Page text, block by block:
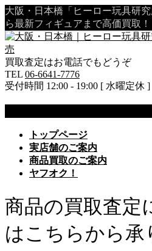
大阪・日本橋「ヒーロー玩具研
ら最新フィギュアまで高価買取
買取査定はお電話でもどうぞ
TEL 06-6641-7776
受付時間 12:00 - 19:00 [ 水曜定休 ]
飛
ば
す
トップページ
実店舗のご案内
商品買取のご案内
ヤフオク！
商品の買取査定
はこちらから承